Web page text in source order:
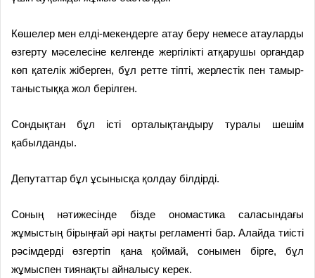
Көшелер мен елді-мекендерге атау беру немесе атауларды
өзгерту мәселесіне келгенде жергілікті атқарушы органдар
көп қателік жіберген, бұл ретте тіпті, жерлестік пен тамыр-
таныстыққа жол берілген.
Сондықтан бұл істі орталықтандыру туралы шешім
қабылданды.
Депутаттар бұл ұсынысқа қолдау білдірді.
Соның нәтижесінде бізде ономастика саласындағы
жұмыстың бірыңғай әрі нақты регламенті бар. Алайда тиісті
рәсімдерді өзгертіп қана қоймай, сонымен бірге, бұл
жұмыспен тиянақты айналысу керек.